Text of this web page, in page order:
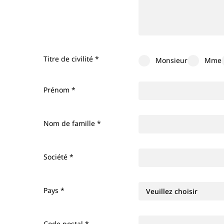
Titre de civilité * Monsieur Mme
Prénom *
Nom de famille *
Société *
Pays *